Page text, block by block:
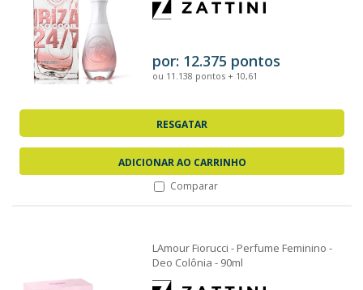
por: 12.375 pontos
ou 11.138 pontos + 10,61
RESGATAR
ADICIONAR AO CARRINHO
Comparar
LAmour Fiorucci - Perfume Feminino -
Deo Colônia - 90ml